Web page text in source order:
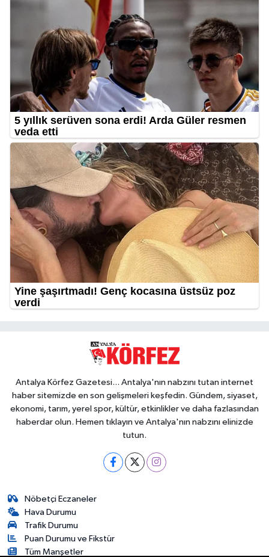
Antalya Körfez Gazetesi... Antalya'nın nabzını tutan internet
haber sitemizde en son gelişmeleri keşfedin. Gündem, siyaset,
ekonomi, tarım, yerel spor, kültür, etkinlikler ve daha fazlasından
haberdar olun. Hemen tıklayın ve Antalya'nın nabzını elinizde
tutun.
Nöbetçi Eczaneler
Hava Durumu
Trafik Durumu
Puan Durumu ve Fikstür
Tüm Manşetler